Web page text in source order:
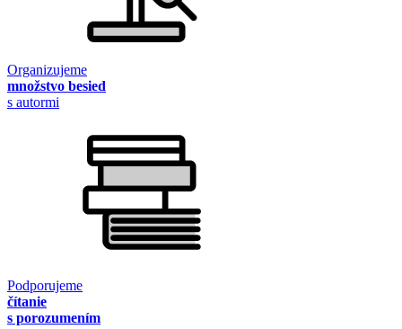
Organizujeme
množstvo besied
s autormi
Podporujeme
čítanie
s porozumením